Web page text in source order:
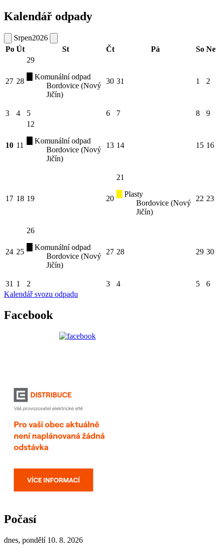
Kalendář odpady
Srpen2026
Po Út St Čt Pá So Ne
27 28
29
Komunální odpad
Bordovice (Nový
Jičín)
30 31 1 2
3 4 5 6 7 8 9
10 11
12
Komunální odpad
Bordovice (Nový
Jičín)
13 14 15 16
17 18 19 20
21
Plasty
Bordovice (Nový
Jičín)
22 23
24 25
26
Komunální odpad
Bordovice (Nový
Jičín)
27 28 29 30
31 1 2 3 4 5
6
Kalendář svozu odpadu
Facebook
Počasí
dnes, pondělí 10. 8. 2026